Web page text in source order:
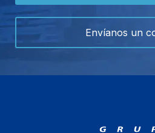
Envíanos un